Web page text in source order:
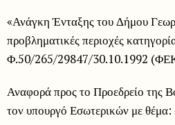
«Ανάγκη Ένταξης του Δήμου
προβληματικές περιοχές
Φ.50/265/29847/30.10.1992
Αναφορά προς το Προεδρείο της
τον υπουργό Εσωτερικών με